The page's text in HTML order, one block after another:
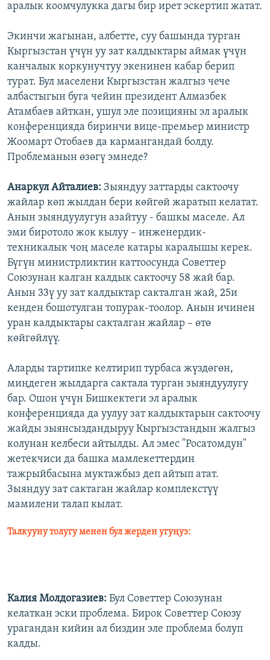
аралык коомчулукка дагы бир ирет эскертип жатат.
Экинчи жагынан, албетте, суу башында турган
Кыргызстан үчүн уу зат калдыктары аймак үчүн
канчалык коркунучтуу экенинен кабар берип
турат. Бул маселени Кыргызстан жалгыз чече
албастыгын буга чейин президент Алмазбек
Атамбаев айткан, ушул эле позицияны эл аралык
конференцияда биринчи вице-премьер министр
Жоомарт Отобаев да кармангандай болду.
Проблеманын өзөгү эмнеде?
Анаркул Айталиев: Зыяндуу заттарды сактоочу
жайлар көп жылдан бери көйгөй жаратып келатат.
Анын зыяндуулугун азайтуу - башкы маселе. Ал
эми биротоло жок кылуу – инженердик-
техникалык чоң маселе катары каралышы керек.
Бүгүн министрликтин каттоосунда Советтер
Союзунан калган калдык сактоочу 58 жай бар.
Анын 33ү уу зат калдыктар сакталган жай, 25и
кенден бошотулган топурак-тоолор. Анын ичинен
уран калдыктары сакталган жайлар – өтө
көйгөйлүү.
Аларды тартипке келтирип турбаса жүздөгөн,
миңдеген жылдарга сактала турган зыяндуулугу
бар. Ошон үчүн Бишкектеги эл аралык
конференцияда да уулуу зат калдыктарын сактоочу
жайды зыянсыздандыруу Кыргызстандын жалгыз
колунан келбеси айтылды. Ал эмес "Росатомдун"
жетекчиси да башка мамлекеттердин
тажрыйбасына муктажбыз деп айтып атат.
Зыяндуу зат сактаган жайлар комплекстүү
мамилени талап кылат.
Талкууну толугу менен бул жерден угуңуз:
Калия Молдогазиев: Бул Советтер Союзунан
келаткан эски проблема. Бирок Советтер Союзу
урагандан кийин ал биздин эле проблема болуп
калды.